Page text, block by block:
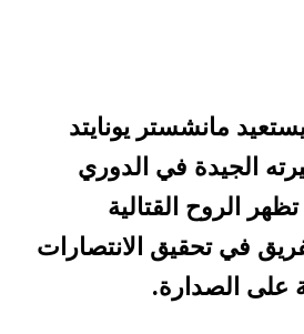
مانشستر يونايتد
الجيدة في الدوري
تظهر الروح القتالية
في تحقيق الانتصارات
على الصدارة.